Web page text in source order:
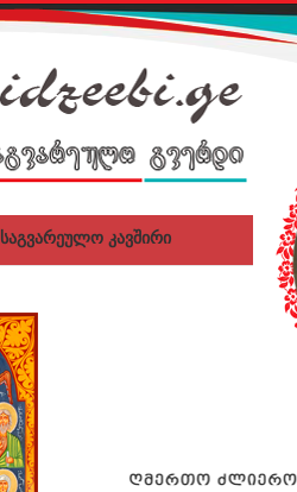
საგვარეულო კავშირი